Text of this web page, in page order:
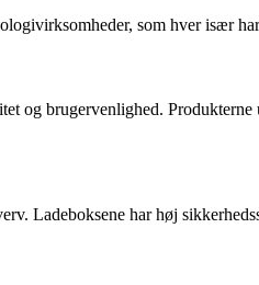
som hver især
og brugervenlighed.
Ladeboksene har høj